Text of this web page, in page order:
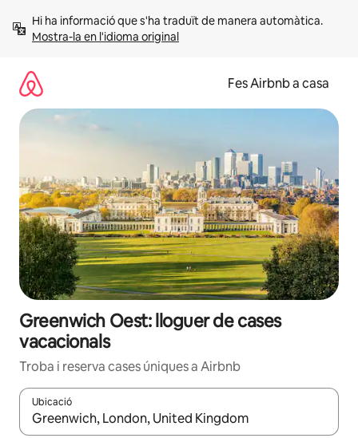
Mostra-la en l'idioma original
Fes Airbnb a casa
Greenwich Oest: lloguer de cases
vacacionals
Troba i reserva cases úniques a Airbnb
Ubicació
Quan els resultats estiguin disponibles, podràs navegar-hi a